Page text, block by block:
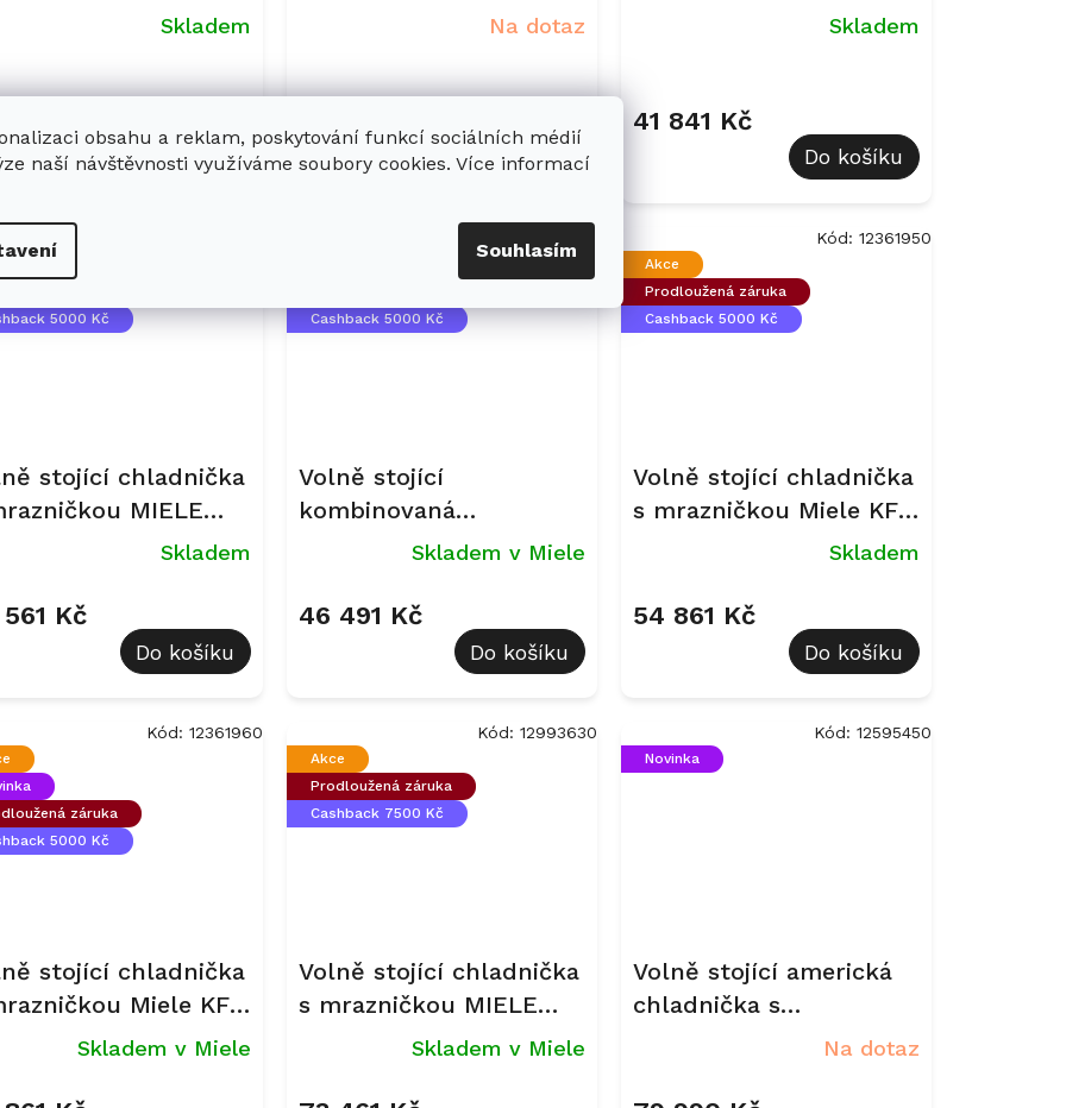
obsahu a reklam, poskytování funkcí sociálních médií
naší návštěvnosti využíváme soubory cookies. Více informací
Souhlasím
4795 CD BlackSteel
Skladem
Do košíku
KFN 4395 AD BíláNa dotaz
Do košíku
Skladem
41 841 Kč
Do košíku
5000 Kč
stojící chladnička
MIELE
4796 CD NerezSkladem
Kč
Do košíku
Cashback 5000 Kč
Volně stojící
kombinovaná
chladnička s
KFN 4799 CDE Nerez
Skladem v Miele
46 491 Kč
Do košíku
Akce
Prodloužená záruka
Cashback 5000 Kč
Volně stojící chladnička
s mrazničkou Miele KFN
Skladem
54 861 Kč
Do košíku
Kód: 12361950
záruka
5000 Kč
stojící chladnička
Miele KFN
AD Obsidian černá,
Skladem v Miele
Kód: 12361960
Akce
Prodloužená záruka
Cashback 7500 Kč
Volně stojící chladnička
s mrazničkou MIELE
KFN 4898 A-20 DSkladem v Miele
Kód: 12993630
Novinka
Volně stojící americká
chladnička s
mrazničkou Miele KFFD
Na dotaz
Kód: 12595450